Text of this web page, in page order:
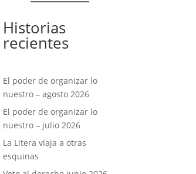
Historias
recientes
El poder de organizar lo
nuestro – agosto 2026
El poder de organizar lo
nuestro – julio 2026
La Litera viaja a otras
esquinas